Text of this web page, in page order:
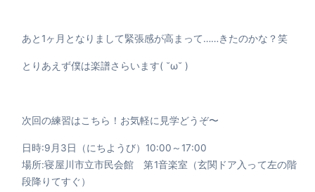
あと1ヶ月となりまして緊張感が高まって……きたのかな？笑
とりあえず僕は楽譜さらいます( ˘ω˘ )
次回の練習はこちら！お気軽に見学どうぞ〜
日時:9月3日（にちようび）10:00～17:00
場所:寝屋川市立市民会館 第1音楽室（玄関ドア入って左の階
段降りてすぐ）